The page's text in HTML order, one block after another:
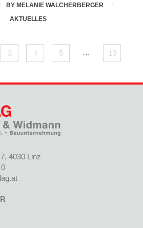
BYMELANIE WALCHERBERGER
AKTUELLES
3 4 5 … 19
4030 Linz